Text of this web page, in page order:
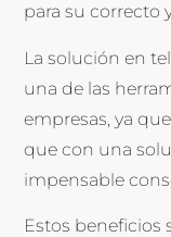
para su correcto
La solución en
una de las
empresas, ya
que con una
impensable
Estos beneficios